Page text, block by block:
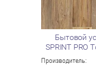
Бытовой
SPRINT PRO
Производитель: